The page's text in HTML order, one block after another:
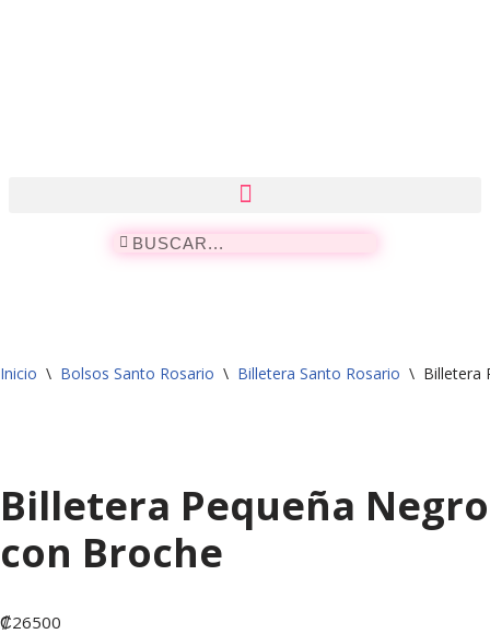
Inicio \ Bolsos Santo Rosario \ Billetera Santo Rosario \ Billetera
Billetera Pequeña Negro
con Broche
₡26500